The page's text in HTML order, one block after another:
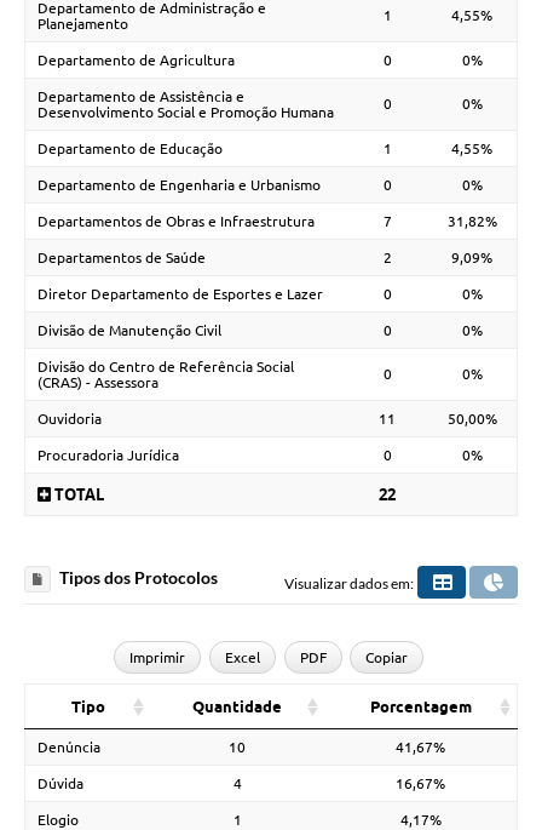
Departamento de Administração e
Planejamento
1 4,55%
Departamento de Agricultura 0 0%
Departamento de Assistência e
Desenvolvimento Social e Promoção Humana
0 0%
Departamento de Educação 1 4,55%
Departamento de Engenharia e Urbanismo 0 0%
Departamentos de Obras e Infraestrutura 7 31,82%
Departamentos de Saúde 2 9,09%
Diretor Departamento de Esportes e Lazer 0 0%
Divisão de Manutenção Civil 0 0%
Divisão do Centro de Referência Social
(CRAS) - Assessora
0 0%
Ouvidoria 11 50,00%
Procuradoria Jurídica 0 0%
TOTAL 22
Tipos dos Protocolos Visualizar dados em:
Imprimir Excel PDF Copiar
Tipo Quantidade Porcentagem
Denúncia 10 41,67%
Dúvida 4 16,67%
Elogio 1 4,17%